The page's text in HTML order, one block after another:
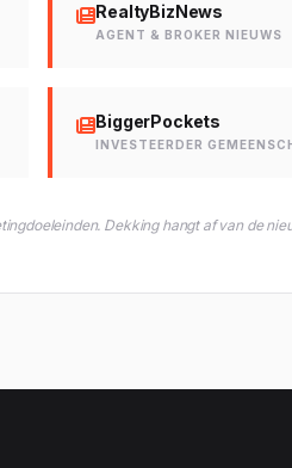
RealtyBizNews
AGENT & BROKER NIEUWS
BiggerPockets
INVESTEERDER
Dekking hangt af van de